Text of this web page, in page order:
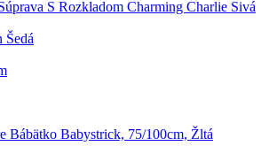
S Rozkladom Charming Charlie Sivá
Šedá
Bábätko Babystrick, 75/100cm, Žltá